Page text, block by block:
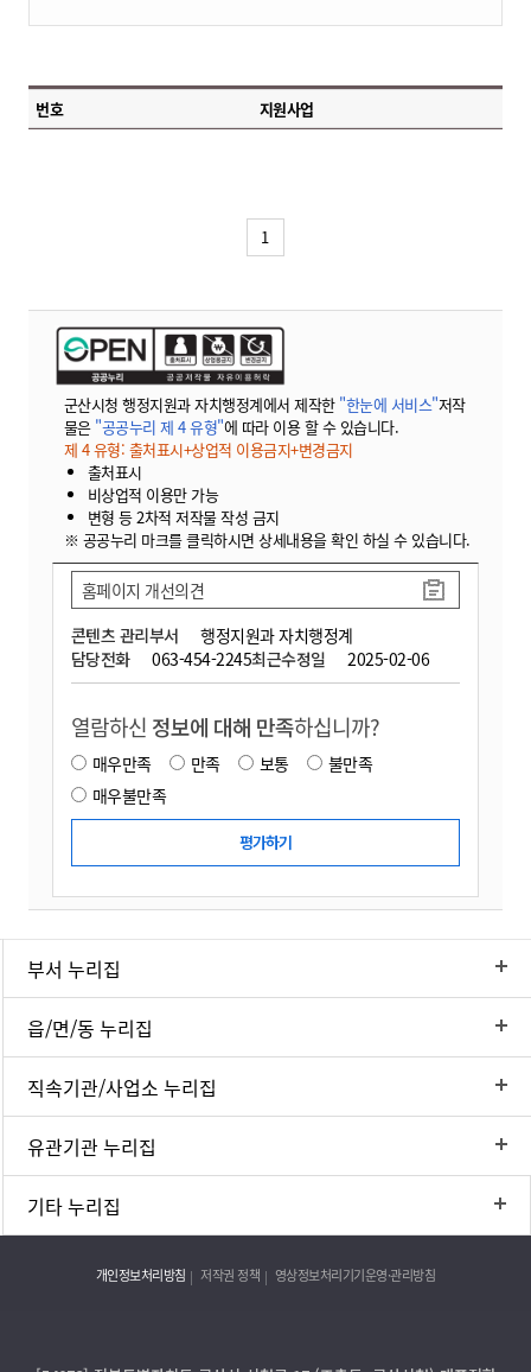
번호 지원사업
1
군산시청 행정지원과 자치행정계에서 제작한 "한눈에 서비스"저작
물은 "공공누리 제 4 유형"에 따라 이용 할 수 있습니다.
제 4 유형: 출처표시+상업적 이용금지+변경금지
출처표시
비상업적 이용만 가능
변형 등 2차적 저작물 작성 금지
※ 공공누리 마크를 클릭하시면 상세내용을 확인 하실 수 있습니다.
콘텐츠 관리부서
행정지원과 자치행정계
담당전화
063-454-2245최근수정일 2025-02-06
홈페이지 개선의견
열람하신 정보에 대해 만족하십니까?
매우만족 만족 보통
불만족
매우불만족
부서 누리집
읍/면/동 누리집
직속기관/사업소 누리집
유관기관 누리집
기타 누리집
개인정보처리방침 저작권 정책 영상정보처리기기운영·관리방침